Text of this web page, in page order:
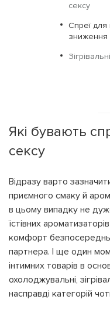
сексу
Спреї для
зниження
Які бувають
сексу
Відразу варто
приємного смаку й
в цьому випадку не
їстівних
комфорт
партнера. І ще один
інтимних товарів в
охолоджувальні,
насправді категорій